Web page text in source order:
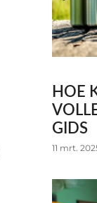
HOE
GIDS
11 mrt.